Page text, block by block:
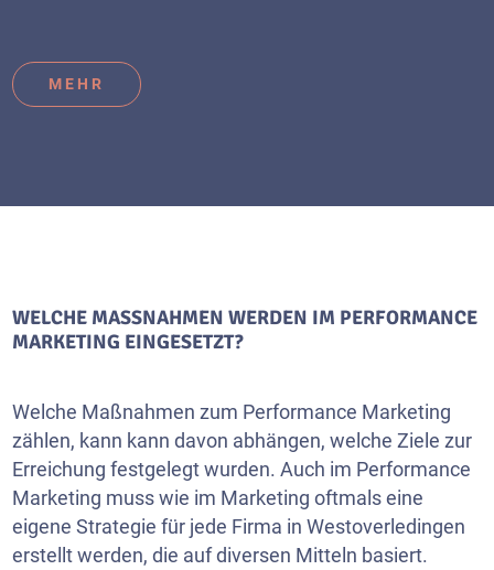
MEHR
WELCHE MASSNAHMEN WERDEN IM PERFORMANCE M
ARKETING EINGESETZT?
Welche Maßnahmen zum Performance Marketing
zählen, kann kann davon abhängen, welche Ziele zur
Erreichung festgelegt wurden. Auch im Performance
Marketing muss wie im Marketing oftmals eine
eigene Strategie für jede Firma in Westoverledingen
erstellt werden, die auf diversen Mitteln basiert.